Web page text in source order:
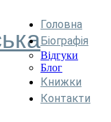
Головна
Біографія
Відгуки
Блог
Книжки
Контакти